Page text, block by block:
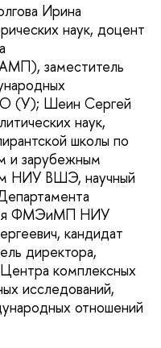
Ирина
наук, доцент
заместитель
(У); Шеин Сергей
наук,
школы по
и зарубежным
НИУ ВШЭ, научный
ФМЭиМП НИУ
кандидат
директора,
комплексных
исследований,
отношений